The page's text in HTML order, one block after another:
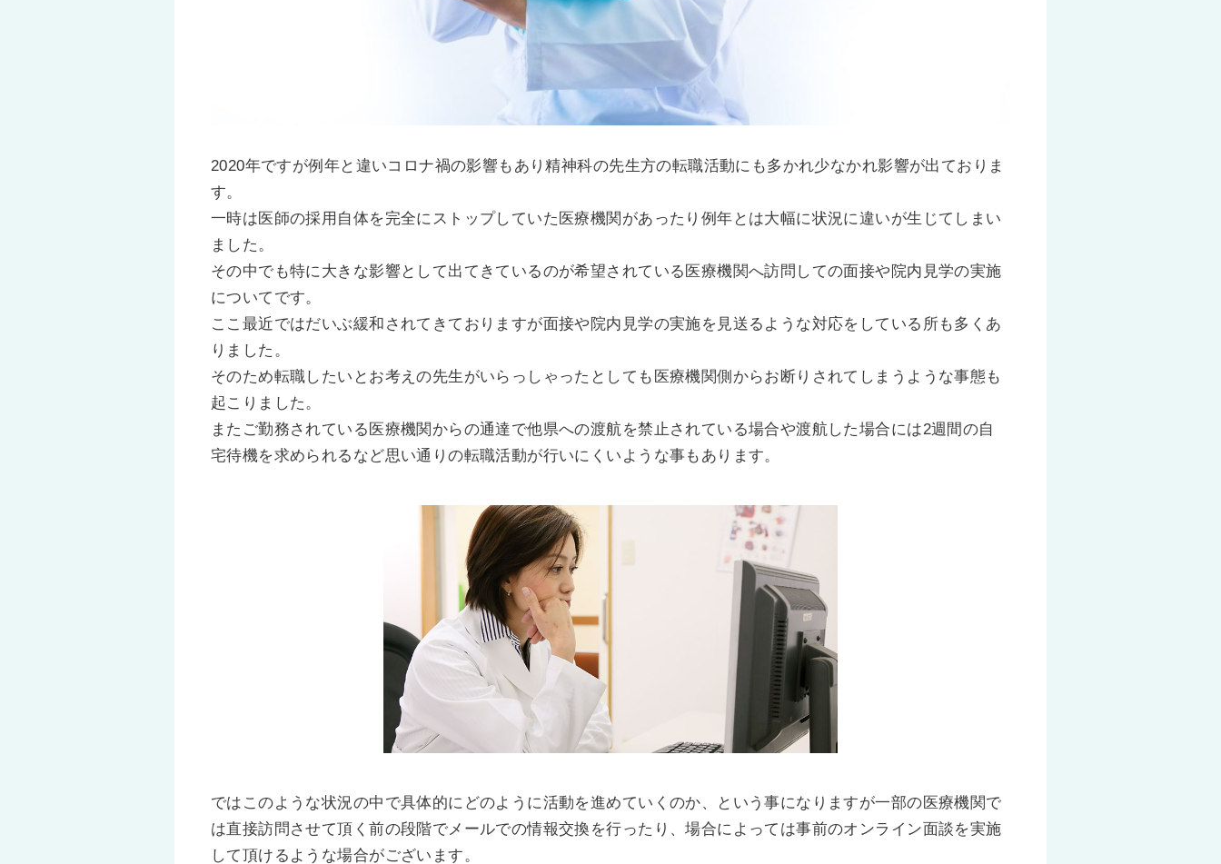
2020年ですが例年と違いコロナ禍の影響もあり精神科の先生方の転職活動にも多かれ少なかれ影響が出ておりま
す。
一時は医師の採用自体を完全にストップしていた医療機関があったり例年とは大幅に状況に違いが生じてしまい
ました。
その中でも特に大きな影響として出てきているのが希望されている医療機関へ訪問しての面接や院内見学の実施
についてです。
ここ最近ではだいぶ緩和されてきておりますが面接や院内見学の実施を見送るような対応をしている所も多くあ
りました。
そのため転職したいとお考えの先生がいらっしゃったとしても医療機関側からお断りされてしまうような事態も
起こりました。
またご勤務されている医療機関からの通達で他県への渡航を禁止されている場合や渡航した場合には2週間の自
宅待機を求められるなど思い通りの転職活動が行いにくいような事もあります。
ではこのような状況の中で具体的にどのように活動を進めていくのか、という事になりますが一部の医療機関で
は直接訪問させて頂く前の段階でメールでの情報交換を行ったり、場合によっては事前のオンライン面談を実施
して頂けるような場合がございます。